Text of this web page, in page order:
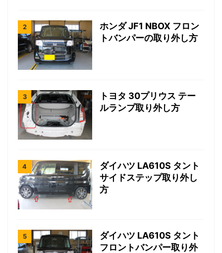
ホンダ JF1 NBOX フロン
トバンパーの取り外し方
トヨタ 30プリウス テー
ルランプ取り外し方
ダイハツ LA610S タント
サイドステップ取り外し
方
ダイハツ LA610S タント
フロントバンパー取り外